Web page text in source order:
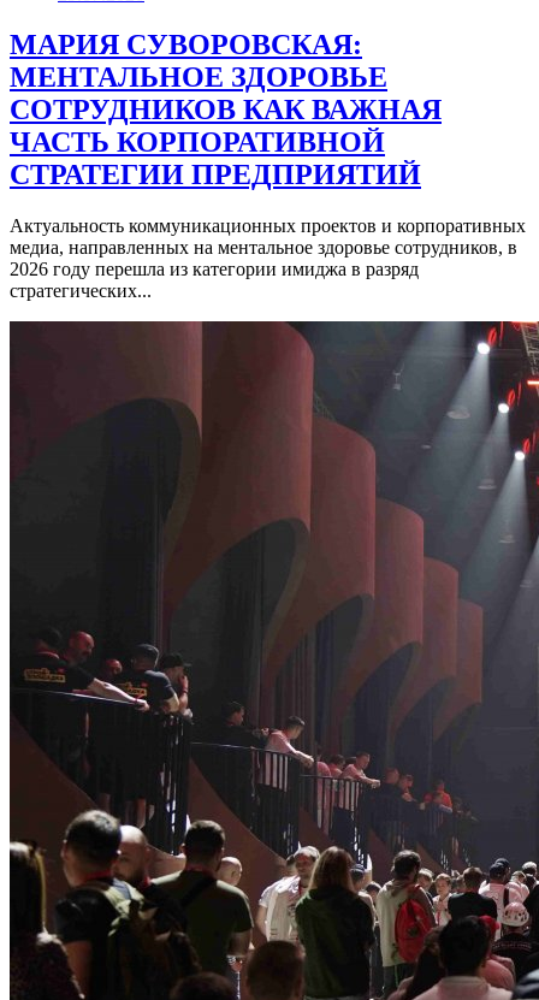
МАРИЯ СУВОРОВСКАЯ:
МЕНТАЛЬНОЕ ЗДОРОВЬЕ
СОТРУДНИКОВ КАК ВАЖНАЯ
ЧАСТЬ КОРПОРАТИВНОЙ
СТРАТЕГИИ ПРЕДПРИЯТИЙ
Актуальность коммуникационных проектов и корпоративных
медиа, направленных на ментальное здоровье сотрудников, в
2026 году перешла из категории имиджа в разряд
стратегических...